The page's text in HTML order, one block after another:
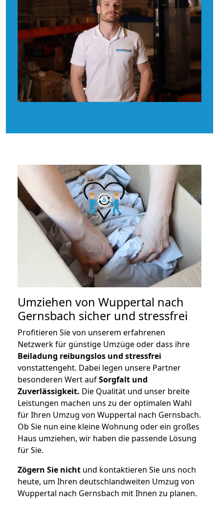
Umziehen von Wuppertal nach
Gernsbach sicher und stressfrei
Profitieren Sie von unserem erfahrenen
Netzwerk für günstige Umzüge oder dass ihre
Beiladung reibungslos und stressfrei
vonstattengeht. Dabei legen unsere Partner
besonderen Wert aufSorgfalt und
Zuverlässigkeit. Die Qualität und unser breite
Leistungen machen uns zu der optimalen Wahl
für Ihren Umzug von Wuppertal nach Gernsbach.
Ob Sie nun eine kleine Wohnung oder ein großes
Haus umziehen, wir haben die passende Lösung
für Sie.
Zögern Sie nicht und kontaktieren Sie uns noch
heute, um Ihren deutschlandweiten Umzug von
Wuppertal nach Gernsbach mit Ihnen zu planen.